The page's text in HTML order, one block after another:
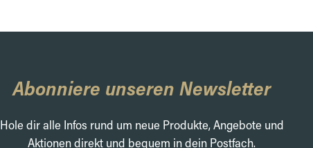
Abonniere unseren Newsletter
Hole dir alle Infos rund um neue Produkte, Angebote und
Aktionen direkt und bequem in dein Postfach.